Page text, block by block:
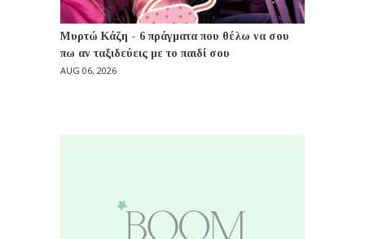
Μυρτώ Κάζη - 6 πράγματα που θέλω να σου
πω αν ταξιδεύεις με το παιδί σου
AUG 06, 2026